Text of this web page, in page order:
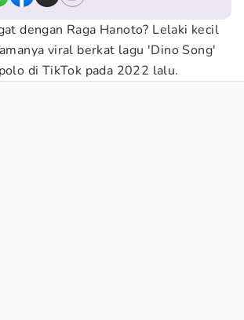
dengan Raga Hanoto? Lelaki kecil
viral berkat lagu 'Dino Song'
di TikTok pada 2022 lalu.